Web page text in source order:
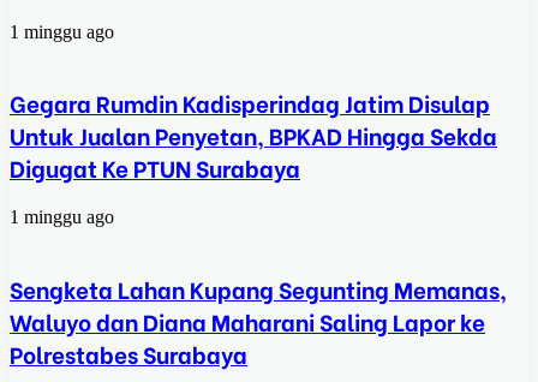
1 minggu ago
Gegara Rumdin Kadisperindag Jatim Disulap
Untuk Jualan Penyetan, BPKAD Hingga Sekda
Digugat Ke PTUN Surabaya
1 minggu ago
Sengketa Lahan Kupang Segunting Memanas,
Waluyo dan Diana Maharani Saling Lapor ke
Polrestabes Surabaya